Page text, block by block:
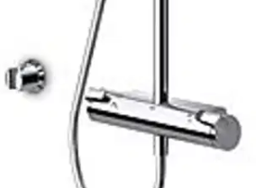
Jos tuotetiedoissa on puutteita tai niitä
uuteen välilehteen
30 päivää.*
ilman toimituskuluja.
Bonusta jopa 5 %.*